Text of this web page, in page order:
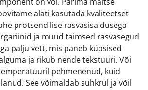
alati kasutada kvaliteetset
protsendilise rasvasisaldusega
ja muud taimsed rasvasegud
palju vett, mis paneb küpsised
ja rikub nende tekstuuri. Või
pehmenenud, kuid
See võimaldab suhkrul ja võil